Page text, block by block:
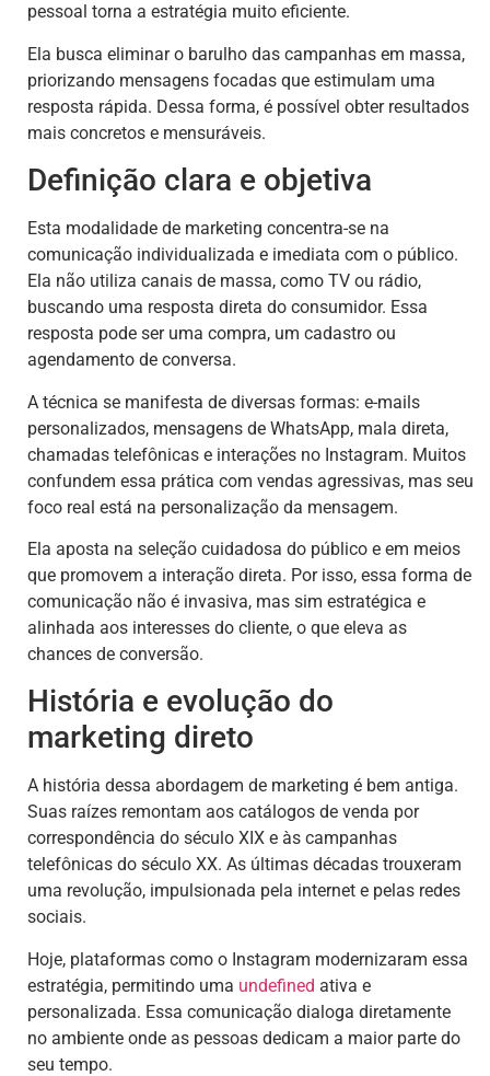
pessoal torna a estratégia muito eficiente.
Ela busca eliminar o barulho das campanhas em massa,
priorizando mensagens focadas que estimulam uma
resposta rápida. Dessa forma, é possível obter resultados
mais concretos e mensuráveis.
Definição clara e objetiva
Esta modalidade de marketing concentra-se na
comunicação individualizada e imediata com o público.
Ela não utiliza canais de massa, como TV ou rádio,
buscando uma resposta direta do consumidor. Essa
resposta pode ser uma compra, um cadastro ou
agendamento de conversa.
A técnica se manifesta de diversas formas: e-mails
personalizados, mensagens de WhatsApp, mala direta,
chamadas telefônicas e interações no Instagram. Muitos
confundem essa prática com vendas agressivas, mas seu
foco real está na personalização da mensagem.
Ela aposta na seleção cuidadosa do público e em meios
que promovem a interação direta. Por isso, essa forma de
comunicação não é invasiva, mas sim estratégica e
alinhada aos interesses do cliente, o que eleva as
chances de conversão.
História e evolução do
marketing direto
A história dessa abordagem de marketing é bem antiga.
Suas raízes remontam aos catálogos de venda por
correspondência do século XIX e às campanhas
telefônicas do século XX. As últimas décadas trouxeram
uma revolução, impulsionada pela internet e pelas redes
sociais.
Hoje, plataformas como o Instagram modernizaram essa
estratégia, permitindo uma undefined ativa e
personalizada. Essa comunicação dialoga diretamente
no ambiente onde as pessoas dedicam a maior parte do
seu tempo.